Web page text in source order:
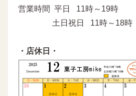
営業時間 平日 11時～19時
土日祝日 11時～18時
・店休日・